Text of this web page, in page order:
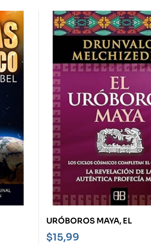
URÓBOROS MAYA, EL
$15,99